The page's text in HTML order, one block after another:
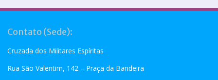
Contato (Sede):
Cruzada dos Militares Espíritas
Rua São Valentim, 142 – Praça da Bandeira